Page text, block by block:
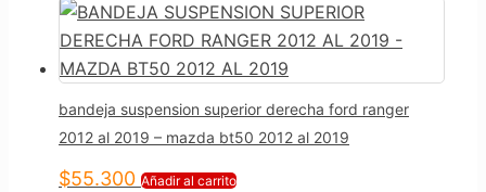
bandeja suspension superior derecha ford ranger
2012 al 2019 – mazda bt50 2012 al 2019
$55.300 Añadir al carrito